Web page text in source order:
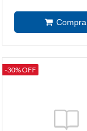
-30% OFF